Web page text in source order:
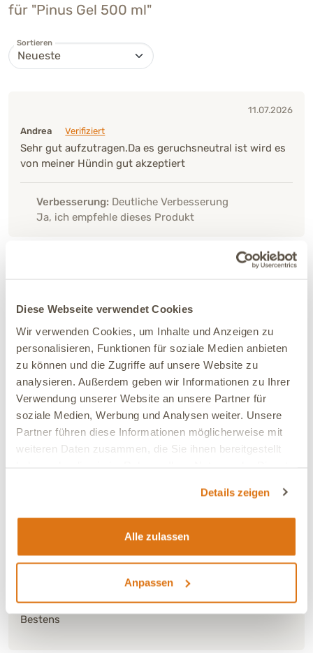
Diese Webseite verwendet Cookies
Wir verwenden Cookies, um Inhalte und Anzeigen zu
personalisieren, Funktionen für soziale Medien anbieten
zu können und die Zugriffe auf unsere Website zu
analysieren. Außerdem geben wir Informationen zu Ihrer
Verwendung unserer Website an unsere Partner für
soziale Medien, Werbung und Analysen weiter. Unsere
Partner führen diese Informationen möglicherweise mit
weiteren Daten zusammen, die Sie ihnen bereitgestellt
Details zeigen
Alle zulassen
Anpassen
für "Pinus Gel 500 ml"
Sortieren
11.07.2026
Andrea
Verifiziert
Sehr gut aufzutragen.Da es geruchsneutral ist wird es
von meiner Hündin gut akzeptiert
Verbesserung: Deutliche Verbesserung
Ja, ich empfehle dieses Produkt
23.07.2024
08.07.2024
Besonders im Gesichts- und Intimbereich gut zu
verwenden.
29.09.2022
26.09.2022
Bestens